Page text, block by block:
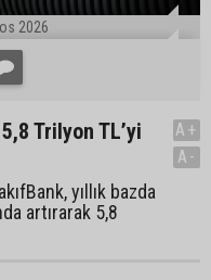
2026
Trilyon TL’yi
yıllık bazda
artırarak 5,8
A+
A-